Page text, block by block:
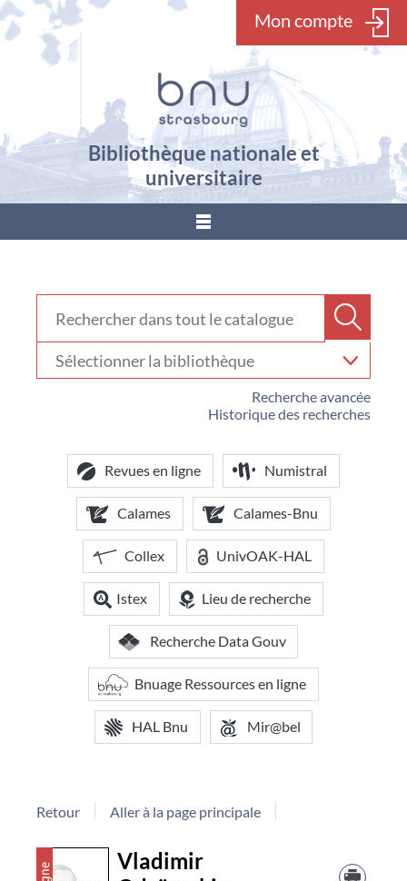
Mon compte
Bibliothèque nationale et
universitaire
???
Recherche avancée
Historique des recherches
votre
bibliothèque
Revues en ligne Numistral
Calames Calames-Bnu
Collex UnivOAK-HAL
Istex Lieu de recherche
Recherche Data Gouv
Bnuage Ressources en ligne
HAL Bnu Mir@bel
Retour Aller à la page principale
Détail
Vladimir